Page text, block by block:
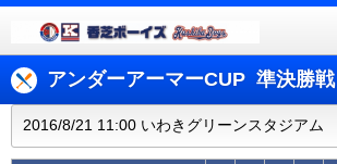
アンダーアーマーCUP 準決勝戦
2016/8/21 11:00 いわきグリーンスタジアム